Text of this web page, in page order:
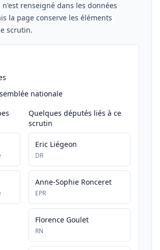
n'est renseigné dans les données
la page conserve les éléments
scrutin.
nationale
Quelques députés liés à ce
scrutin
Eric Liégeon
DR
Anne-Sophie Ronceret
EPR
Florence Goulet
RN